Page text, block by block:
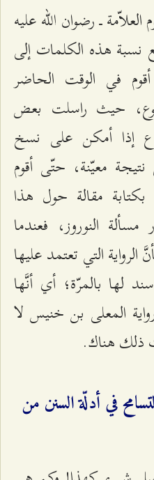
ــ رضوان الله عليه
نسبة هذه الكلمات إلى
في الوقت الحاضر
حيث راسلت بعض
إذا أمكن على نسخ
معيّنة، حتّى أقوم
بكتابة مقالة حول هذا
النوروز، فعندما
التي تعتمد عليها
لها بالمرّة؛ أي أنَّها
المعلى بن خنيس لا
ذلك هناك.
في أدلّة السنن من